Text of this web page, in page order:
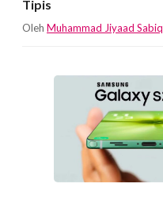
Tipis
Oleh Muhammad Jiyaad Sabiq